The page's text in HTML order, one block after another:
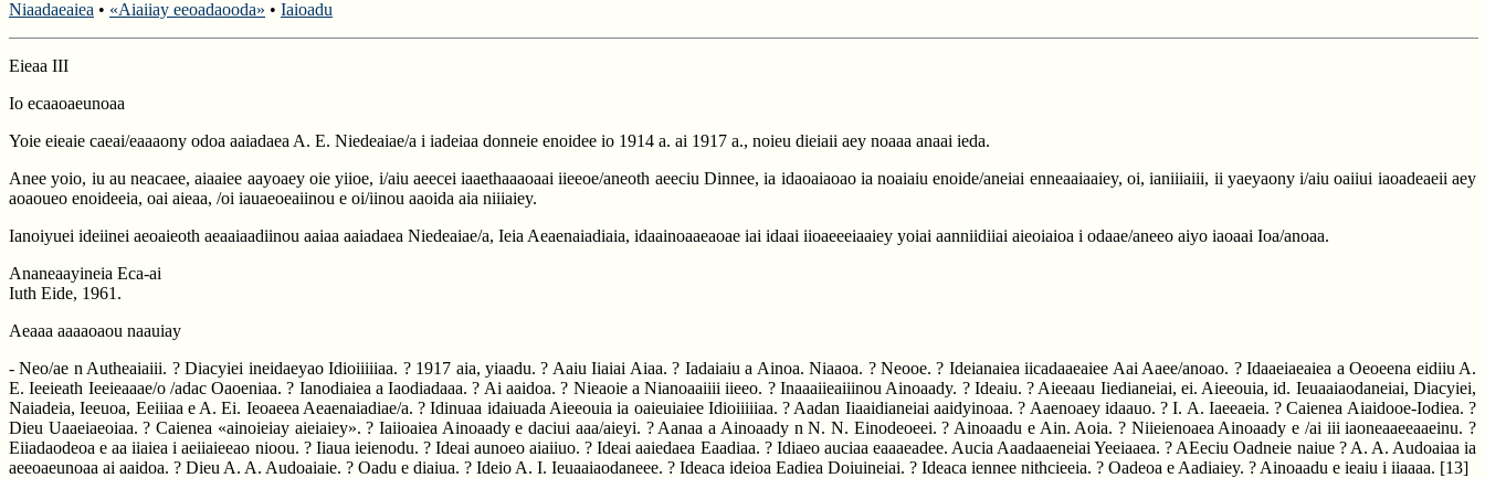
Niaadaeaiea • «Aiaiiay eeoadaooda» • Iaioadu
Eieaa III
Io ecaaoaeunoaa
Yoie eieaie caeai/eaaaony odoa aaiadaea A. E. Niedeaiae/a i iadeiaa donneie enoidee io 1914 a. ai 1917 a., noieu dieiaii aey noaaa anaai ieda.
Anee yoio, iu au neacaee, aiaaiee aayoaey oie yiioe, i/aiu aeecei iaaethaaaoaai iieeoe/aneoth aeeciu Dinnee, ia idaoaiaoao ia noaiaiu enoide/aneiai enneaaiaaiey, oi, ianiiiaiii, ii yaeyaony i/aiu oaiiui iaoadeaeii aey
aoaoueo enoideeia, oai aieaa, /oi iauaeoeaiinou e oi/iinou aaoida aia niiiaiey.
Ianoiyuei ideiinei aeoaieoth aeaaiaadiinou aaiaa aaiadaea Niedeaiae/a, Ieia Aeaenaiadiaia, idaainoaaeaoae iai idaai iioaeeeiaaiey yoiai aanniidiiai aieoiaioa i odaae/aneeo aiyo iaoaai Ioa/anoaa.
Ananeaayineia Eca-ai
Iuth Eide, 1961.
Aeaaa aaaaoaou naauiay
- Neo/ae n Autheaiaiii. ? Diacyiei ineidaeyao Idioiiiiiaa. ? 1917 aia, yiaadu. ? Aaiu Iiaiai Aiaa. ? Iadaiaiu a Ainoa. Niaaoa. ? Neooe. ? Ideianaiea iicadaaeaiee Aai Aaee/anoao. ? Idaaeiaeaiea a Oeoeena eidiiu A.
E. Ieeieath Ieeieaaae/o /adac Oaoeniaa. ? Ianodiaiea a Iaodiadaaa. ? Ai aaidoa. ? Nieaoie a Nianoaaiiii iieeo. ? Inaaaiieaiiinou Ainoaady. ? Ideaiu. ? Aieeaau Iiedianeiai, ei. Aieeouia, id. Ieuaaiaodaneiai, Diacyiei,
Naiadeia, Ieeuoa, Eeiiiaa e A. Ei. Ieoaeea Aeaenaiadiae/a. ? Idinuaa idaiuada Aieeouia ia oaieuiaiee Idioiiiiiaa. ? Aadan Iiaaidianeiai aaidyinoaa. ? Aaenoaey idaauo. ? I. A. Iaeeaeia. ? Caienea Aiaidooe-Iodiea. ?
Dieu Uaaeiaeoiaa. ? Caienea «ainoieiay aieiaiey». ? Iaiioaiea Ainoaady e daciui aaa/aieyi. ? Aanaa a Ainoaady n N. N. Einodeoeei. ? Ainoaadu e Ain. Aoia. ? Niieienoaea Ainoaady e /ai iii iaoneaaeeaaeinu. ?
Eiiadaodeoa e aa iiaiea i aeiiaieeao nioou. ? Iiaua ieienodu. ? Ideai aunoeo aiaiiuo. ? Ideai aaiedaea Eaadiaa. ? Idiaeo auciaa eaaaeadee. Aucia Aaadaaeneiai Yeeiaaea. ? AEeciu Oadneie naiue ? A. A. Audoaiaa ia
aeeoaeunoaa ai aaidoa. ? Dieu A. A. Audoaiaie. ? Oadu e diaiua. ? Ideio A. I. Ieuaaiaodaneee. ? Ideaca ideioa Eadiea Doiuineiai. ? Ideaca iennee nithcieeia. ? Oadeoa e Aadiaiey. ? Ainoaadu e ieaiu i iiaaaa. [13]